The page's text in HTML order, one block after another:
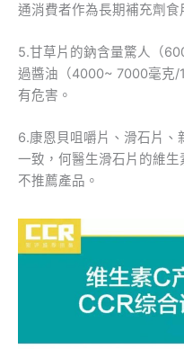
通消費者作為長期補充劑食
5.甘草片的鈉含量驚人（
過醬油（4000~ 7000毫克/
有危害。
6.康恩貝咀嚼片、滑石片、
一致，何醫生滑石片的維
不推薦產品。